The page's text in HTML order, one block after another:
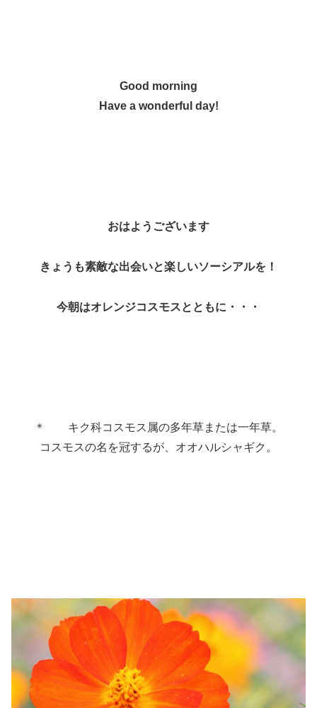
Good morning
Have a wonderful day!
おはようございます
きょうも素敵な出会いと楽しいソーシアルを！
今朝はオレンジコスモスとともに・・・
＊ キク科コスモス属の多年草または一年草。
コスモスの名を冠するが、オオハルシャギク。